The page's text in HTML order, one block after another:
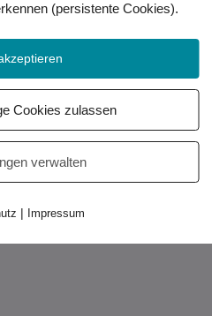
(persistente Cookies).
Cookies zulassen
verwalten
| Impressum